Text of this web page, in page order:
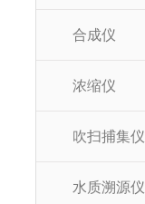
合成仪
浓缩仪
吹扫捕集仪
水质溯源仪